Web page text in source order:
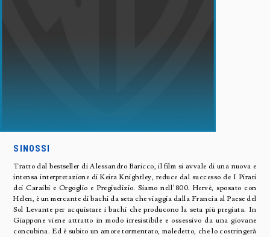
SINOSSI
Tratto dal bestseller di Alessandro Baricco, il film si avvale di una nuova e
intensa interpretazione di Keira Knightley, reduce dal successo de I Pirati
dei Caraibi e Orgoglio e Pregiudizio. Siamo nell’800. Hervè, sposato con
Helen, è un mercante di bachi da seta che viaggia dalla Francia al Paese del
Sol Levante per acquistare i bachi che producono la seta più pregiata. In
Giappone viene attratto in modo irresistibile e ossessivo da una giovane
concubina. Ed è subito un amore tormentato, maledetto, che lo costringerà